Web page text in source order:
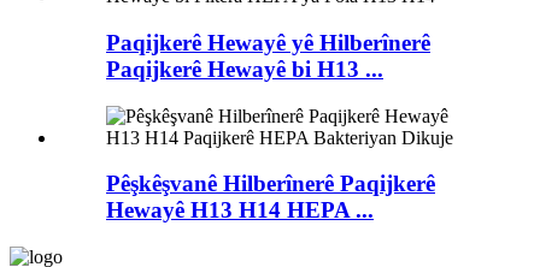
Paqijkerê Hewayê yê Hilberînerê
Paqijkerê Hewayê bi H13 ...
Pêşkêşvanê Hilberînerê Paqijkerê
Hewayê H13 H14 HEPA ...